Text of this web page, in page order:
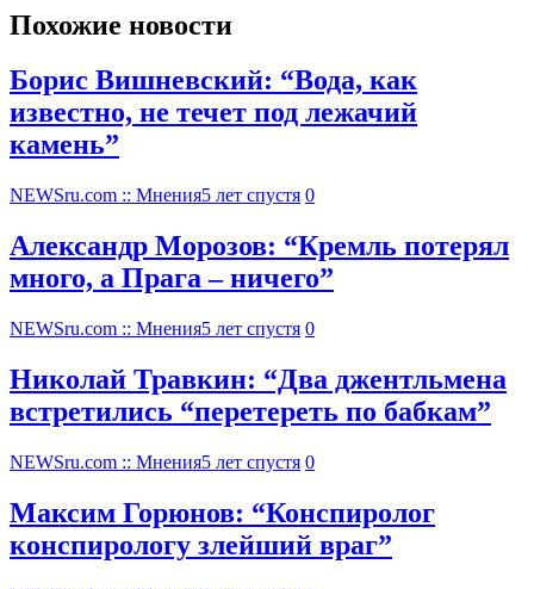
Похожие новости
Борис Вишневский: “Вода, как
известно, не течет под лежачий
камень”
NEWSru.com :: Мнения5 лет спустя 0
Александр Морозов: “Кремль потерял
много, а Прага – ничего”
NEWSru.com :: Мнения5 лет спустя 0
Николай Травкин: “Два джентльмена
встретились “перетереть по бабкам”
NEWSru.com :: Мнения5 лет спустя 0
Максим Горюнов: “Конспиролог
конспирологу злейший враг”